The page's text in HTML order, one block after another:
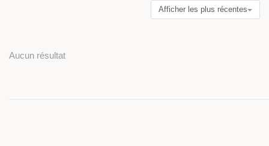
Afficher les plus récentes
Aucun résultat